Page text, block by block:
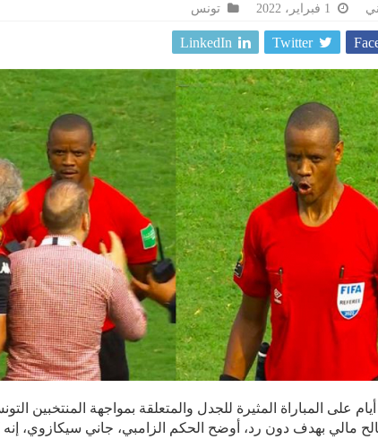
1 فبراير، 2022 تونس
Twitter
LinkedIn
على المباراة المثيرة للجدل والمتعلقة بمواجهة المنتخبين
مالي بهدف دون رد، أوضح الحكم الزامبي، جاني سيكازوي،